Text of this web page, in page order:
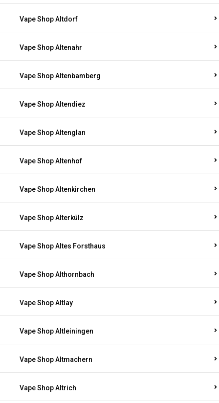
Vape Shop Altdorf
Vape Shop Altenahr
Vape Shop Altenbamberg
Vape Shop Altendiez
Vape Shop Altenglan
Vape Shop Altenhof
Vape Shop Altenkirchen
Vape Shop Alterkülz
Vape Shop Altes Forsthaus
Vape Shop Althornbach
Vape Shop Altlay
Vape Shop Altleiningen
Vape Shop Altmachern
Vape Shop Altrich